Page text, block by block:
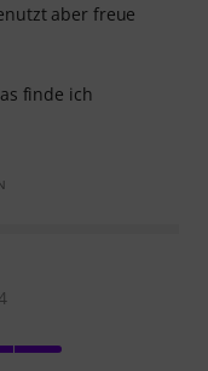
aber freue
finde ich